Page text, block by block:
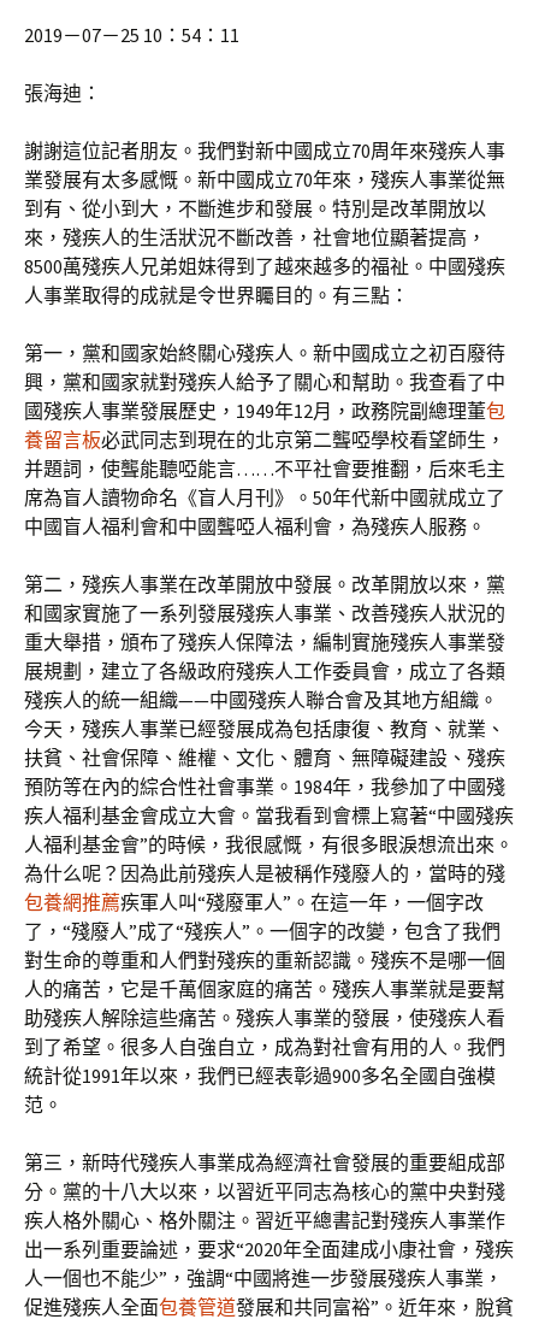
2019－07－25 10：54：11
張海迪：
謝謝這位記者朋友。我們對新中國成立70周年來殘疾人事
業發展有太多感慨。新中國成立70年來，殘疾人事業從無
到有、從小到大，不斷進步和發展。特別是改革開放以
來，殘疾人的生活狀況不斷改善，社會地位顯著提高，
8500萬殘疾人兄弟姐妹得到了越來越多的福祉。中國殘疾
人事業取得的成就是令世界矚目的。有三點：
第一，黨和國家始終關心殘疾人。新中國成立之初百廢待
興，黨和國家就對殘疾人給予了關心和幫助。我查看了中
國殘疾人事業發展歷史，1949年12月，政務院副總理董包
養留言板必武同志到現在的北京第二聾啞學校看望師生，
并題詞，使聾能聽啞能言……不平社會要推翻，后來毛主
席為盲人讀物命名《盲人月刊》。50年代新中國就成立了
中國盲人福利會和中國聾啞人福利會，為殘疾人服務。
第二，殘疾人事業在改革開放中發展。改革開放以來，黨
和國家實施了一系列發展殘疾人事業、改善殘疾人狀況的
重大舉措，頒布了殘疾人保障法，編制實施殘疾人事業發
展規劃，建立了各級政府殘疾人工作委員會，成立了各類
殘疾人的統一組織——中國殘疾人聯合會及其地方組織。
今天，殘疾人事業已經發展成為包括康復、教育、就業、
扶貧、社會保障、維權、文化、體育、無障礙建設、殘疾
預防等在內的綜合性社會事業。1984年，我參加了中國殘
疾人福利基金會成立大會。當我看到會標上寫著“中國殘疾
人福利基金會”的時候，我很感慨，有很多眼淚想流出來。
為什么呢？因為此前殘疾人是被稱作殘廢人的，當時的殘
包養網推薦疾軍人叫“殘廢軍人”。在這一年，一個字改
了，“殘廢人”成了“殘疾人”。一個字的改變，包含了我們
對生命的尊重和人們對殘疾的重新認識。殘疾不是哪一個
人的痛苦，它是千萬個家庭的痛苦。殘疾人事業就是要幫
助殘疾人解除這些痛苦。殘疾人事業的發展，使殘疾人看
到了希望。很多人自強自立，成為對社會有用的人。我們
統計從1991年以來，我們已經表彰過900多名全國自強模
范。
第三，新時代殘疾人事業成為經濟社會發展的重要組成部
分。黨的十八大以來，以習近平同志為核心的黨中央對殘
疾人格外關心、格外關注。習近平總書記對殘疾人事業作
出一系列重要論述，要求“2020年全面建成小康社會，殘疾
人一個也不能少”，強調“中國將進一步發展殘疾人事業，
促進殘疾人全面包養管道發展和共同富裕”。近年來，脫貧